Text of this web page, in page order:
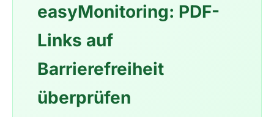
easyMonitoring: PDF-
Links auf
Barrierefreiheit
überprüfen